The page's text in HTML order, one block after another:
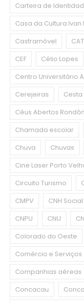
Carteira de
Casa da Cultura
Castramóvel
CAT
CEF
Célio Lopes
Centro Universitário
Cerejeiras
Céus Abertos
Chamada escolar
Chuva
Chuvas
Cine Laser Porto
Circuito Turismo
CMPV
CNH Social
CNPU
CNU
Colorado do Oeste
Comércio e Serviços
Companhias aéreas
Concacau